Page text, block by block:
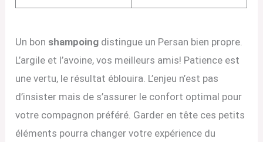
Un bon shampoing distingue un Persan bien propre.
L’argile et l’avoine, vos meilleurs amis! Patience est
une vertu, le résultat éblouira. L’enjeu n’est pas
d’insister mais de s’assurer le confort optimal pour
votre compagnon préféré. Garder en tête ces petits
éléments pourra changer votre expérience du